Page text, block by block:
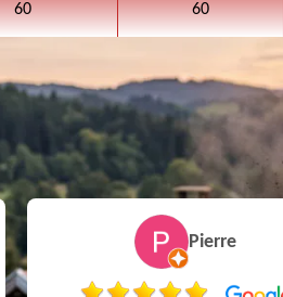
60
60
Pierre